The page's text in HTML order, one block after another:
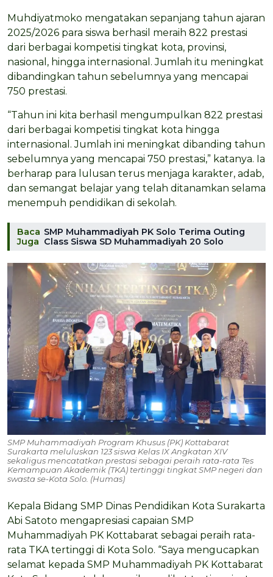
Muhdiyatmoko mengatakan sepanjang tahun ajaran
2025/2026 para siswa berhasil meraih 822 prestasi
dari berbagai kompetisi tingkat kota, provinsi,
nasional, hingga internasional. Jumlah itu meningkat
dibandingkan tahun sebelumnya yang mencapai
750 prestasi.
“Tahun ini kita berhasil mengumpulkan 822 prestasi
dari berbagai kompetisi tingkat kota hingga
internasional. Jumlah ini meningkat dibanding tahun
sebelumnya yang mencapai 750 prestasi,” katanya. Ia
berharap para lulusan terus menjaga karakter, adab,
dan semangat belajar yang telah ditanamkan selama
menempuh pendidikan di sekolah.
Baca
Juga
SMP Muhammadiyah PK Solo Terima Outing
Class Siswa SD Muhammadiyah 20 Solo
SMP Muhammadiyah Program Khusus (PK) Kottabarat
Surakarta meluluskan 123 siswa Kelas IX Angkatan XIV
sekaligus mencatatkan prestasi sebagai peraih rata-rata Tes
Kemampuan Akademik (TKA) tertinggi tingkat SMP negeri dan
swasta se-Kota Solo. (Humas)
Kepala Bidang SMP Dinas Pendidikan Kota Surakarta
Abi Satoto mengapresiasi capaian SMP
Muhammadiyah PK Kottabarat sebagai peraih rata-
rata TKA tertinggi di Kota Solo. “Saya mengucapkan
selamat kepada SMP Muhammadiyah PK Kottabarat